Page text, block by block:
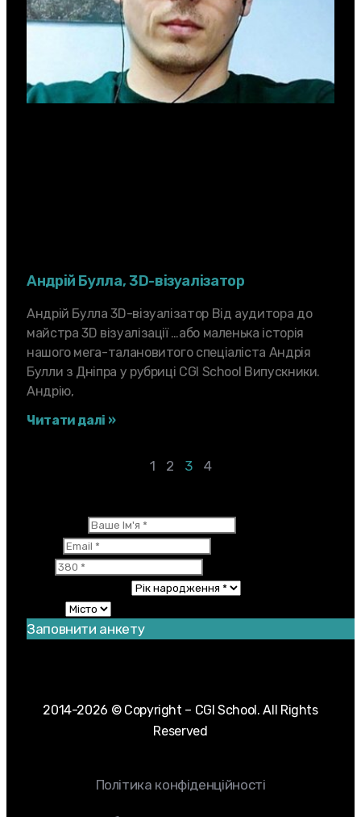
Андрій Булла, 3D-візуалізатор
Андрій Булла 3D-вiзуалiзатор Від аудитора до
майстра 3D візуалізації …або маленька історія
нашого мега-талановитого спеціаліста Андрія
Булли з Дніпра у рубриці CGI School Випускники.
Андрію,
Читати далі »
1 2 3 4
Заповнити анкету
2014-2026 © Copyright – CGI School. All Rights
Reserved
Політика конфіденційності